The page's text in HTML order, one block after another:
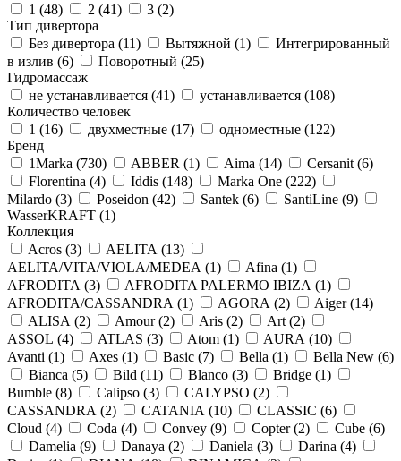
1 (48) 2 (41) 3 (2)
Тип дивертора
Без дивертора (11) Вытяжной (1)
Интегрированный
в излив (6) Поворотный (25)
Гидромассаж
не устанавливается (41) устанавливается (108)
Количество человек
1 (16) двухместные (17) одноместные (122)
Бренд
1Marka (730) ABBER (1) Aima (14) Cersanit (6)
Florentina (4) Iddis (148) Marka One (222)
Milardo (3) Poseidon (42) Santek (6) SantiLine (9)
WasserKRAFT (1)
Коллекция
Acros (3) AELITA (13)
AELITA/VITA/VIOLA/MEDEA (1) Afina (1)
AFRODITA (3) AFRODITA PALERMO IBIZA (1)
AFRODITA/CASSANDRA (1) AGORA (2) Aiger (14)
ALISA (2) Amour (2) Aris (2) Art (2)
ASSOL (4) ATLAS (3) Atom (1) AURA (10)
Avanti (1) Axes (1) Basic (7) Bella (1) Bella New (6)
Bianca (5) Bild (11) Blanco (3) Bridge (1)
Bumble (8) Calipso (3) CALYPSO (2)
CASSANDRA (2) CATANIA (10) CLASSIC (6)
Cloud (4) Coda (4) Convey (9) Copter (2) Cube (6)
Damelia (9) Danaya (2) Daniela (3) Darina (4)